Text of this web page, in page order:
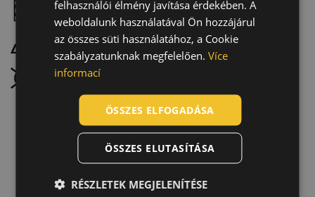
Szárítógéppel szárítható, alacsony hőmérsékleten
Maximum 110 °C-on vasalható, gőzölés nélkül
Nem vegytisztítható
CZECH
HUNGARIAN
SLOVAK
GERMAN
felhasználói élmény javítása érdekében. A
weboldalunk használatával Ön hozzájárul
az összes süti használatához, a Cookie
szabályzatunknak megfelelően. Více
informací
ÖSSZES ELFOGADÁSA
ÖSSZES ELUTASÍTÁSA
RÉSZLETEK MEGJELENÍTÉSE